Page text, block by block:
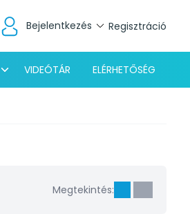
Bejelentkezés Regisztráció
VIDEÓTÁR ELÉRHETŐSÉG
Megtekintés: